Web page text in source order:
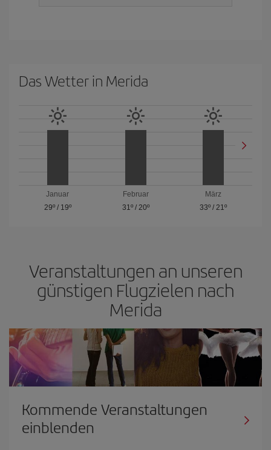
Das Wetter in Merida
Januar
29º/ 19º
Februar
31º/ 20º
März
33º /21º
Veranstaltungen an unseren
günstigen Flugzielen nach
Merida
Kommende Veranstaltungen
einblenden